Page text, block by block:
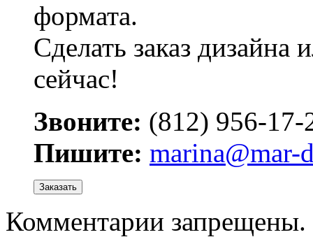
формата.
Сделать заказ
сейчас!
Звоните: (812) 956-17-
Пишите: marina@mar-
Заказать
Комментарии запрещены.